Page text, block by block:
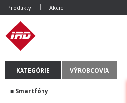
Produkty Akcie
KATEGÓRIE VÝROBCOVIA
Smartfóny